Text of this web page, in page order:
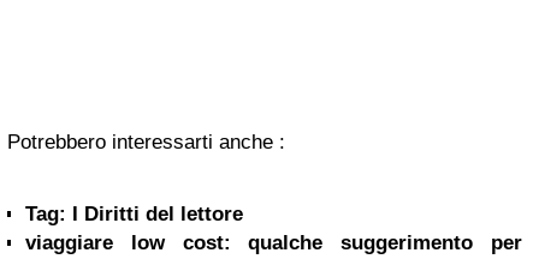
Potrebbero interessarti anche :
Tag: I Diritti del lettore
viaggiare low cost: qualche suggerimento per